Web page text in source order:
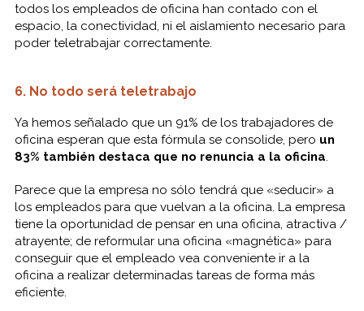
todos los empleados de oficina han contado con el
espacio, la conectividad, ni el aislamiento necesario para
poder teletrabajar correctamente.
6. No todo será teletrabajo
Ya hemos señalado que un 91% de los trabajadores de
oficina esperan que esta fórmula se consolide, pero un
83% también destaca que no renuncia a la oficina.
Parece que la empresa no sólo tendrá que «seducir» a
los empleados para que vuelvan a la oficina. La empresa
tiene la oportunidad de pensar en una oficina, atractiva /
atrayente; de reformular una oficina «magnética» para
conseguir que el empleado vea conveniente ir a la
oficina a realizar determinadas tareas de forma más
eficiente.